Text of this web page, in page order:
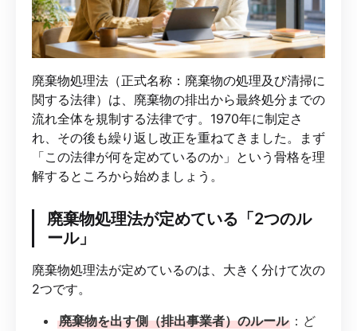
廃棄物処理法（正式名称：廃棄物の処理及び清掃に
関する法律）は、廃棄物の排出から最終処分までの
流れ全体を規制する法律です。1970年に制定さ
れ、その後も繰り返し改正を重ねてきました。まず
「この法律が何を定めているのか」という骨格を理
解するところから始めましょう。
廃棄物処理法が定めている「2つのル
ール」
廃棄物処理法が定めているのは、大きく分けて次の
2つです。
廃棄物を出す側（排出事業者）のルール ：ど